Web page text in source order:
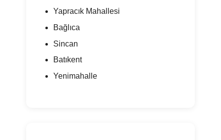
Yapracık Mahallesi
Bağlıca
Sincan
Batıkent
Yenimahalle